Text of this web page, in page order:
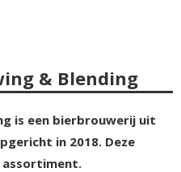
& Blending
is een bierbrouwerij uit
in 2018. Deze